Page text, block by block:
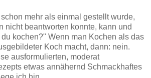
mehr als einmal gestellt wurde,
nicht beantworten konnte, kann und
kochen?" Wenn man Kochen als das
Koch macht, dann: nein.
ausformulierten, moderat
etwas annähernd Schmackhaftes